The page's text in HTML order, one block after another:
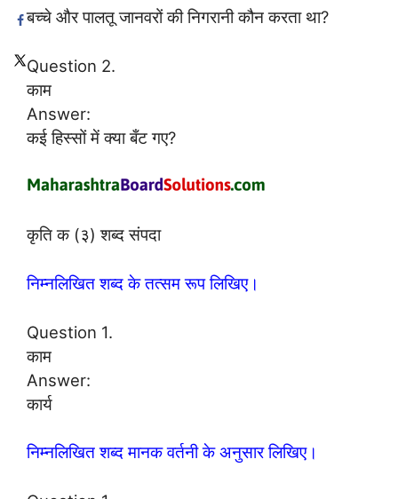
बच्चे और पालतू जानवरों की निगरानी कौन करता था?
Question 2.
काम
Answer:
कई हिस्सों में क्या बँट गए?
कृति क (३) शब्द संपदा
निम्नलिखित शब्द के तत्सम रूप लिखिए।
Question 1.
काम
Answer:
कार्य
निम्नलिखित शब्द मानक वर्तनी के अनुसार लिखिए।